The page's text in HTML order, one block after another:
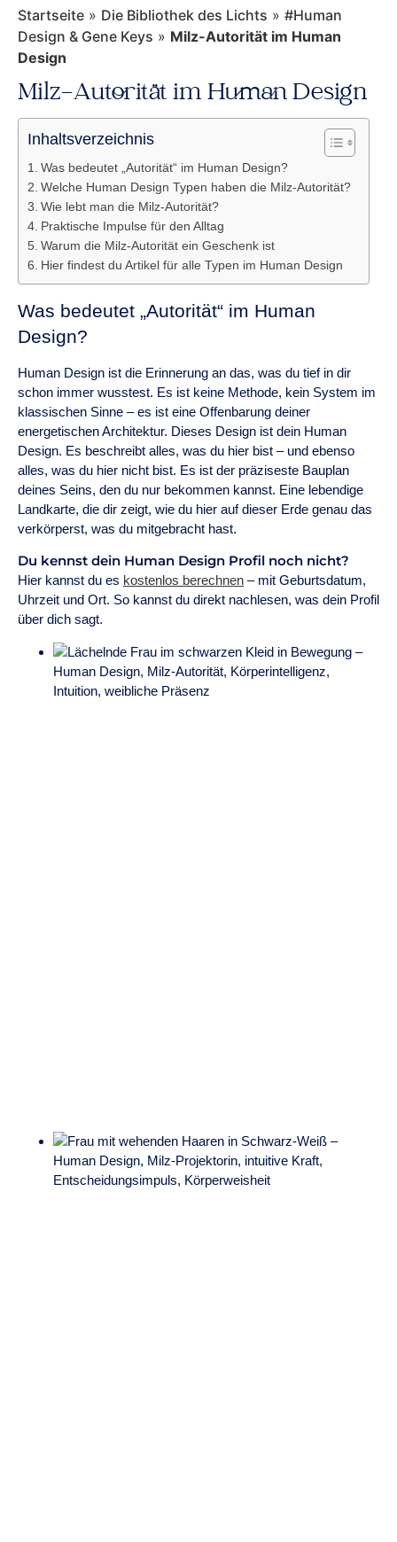
Startseite » Die Bibliothek des Lichts » #Human
Design & Gene Keys » Milz-Autorität im Human
Design
Milz-Autorität im Human Design
Inhaltsverzeichnis
Was bedeutet „Autorität“ im Human Design?
Welche Human Design Typen haben die Milz-Autorität?
Wie lebt man die Milz-Autorität?
Praktische Impulse für den Alltag
Warum die Milz-Autorität ein Geschenk ist
Hier findest du Artikel für alle Typen im Human Design
Was bedeutet „Autorität“ im Human
Design?
Human Design ist die Erinnerung an das, was du tief in dir
schon immer wusstest. Es ist keine Methode, kein System im
klassischen Sinne – es ist eine Offenbarung deiner
energetischen Architektur. Dieses Design ist dein Human
Design. Es beschreibt alles, was du hier bist – und ebenso
alles, was du hier nicht bist. Es ist der präziseste Bauplan
deines Seins, den du nur bekommen kannst. Eine lebendige
Landkarte, die dir zeigt, wie du hier auf dieser Erde genau das
verkörperst, was du mitgebracht hast.
Du kennst dein Human Design Profil noch nicht?
Hier kannst du es kostenlos berechnen – mit Geburtsdatum,
Uhrzeit und Ort. So kannst du direkt nachlesen, was dein Profil
über dich sagt.